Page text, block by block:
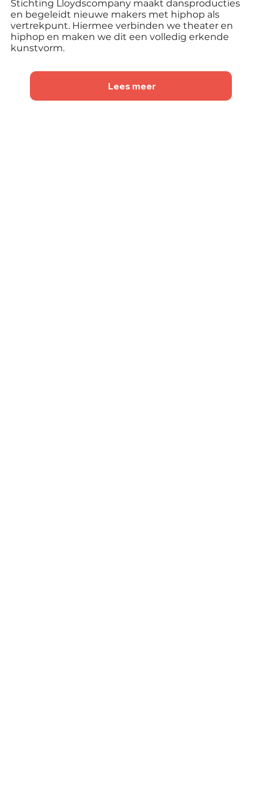
Stichting Lloydscompany maakt dansproducties
en begeleidt nieuwe makers met hiphop als
vertrekpunt. Hiermee verbinden we theater en
hiphop en maken we dit een volledig erkende
kunstvorm.
Lees meer